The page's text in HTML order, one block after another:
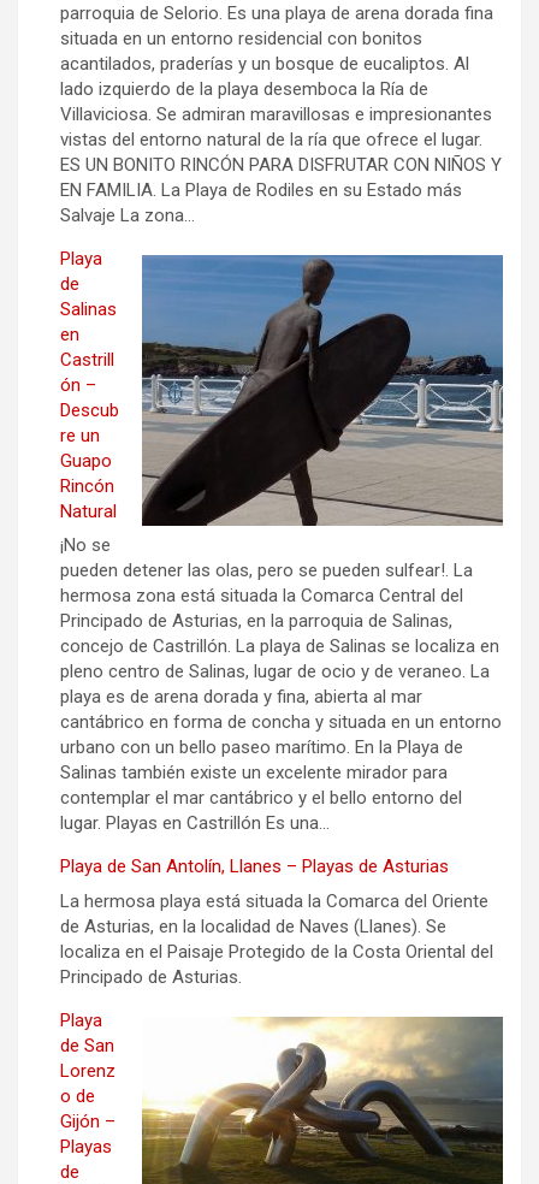
parroquia de Selorio. Es una playa de arena dorada fina
situada en un entorno residencial con bonitos
acantilados, praderías y un bosque de eucaliptos. Al
lado izquierdo de la playa desemboca la Ría de
Villaviciosa. Se admiran maravillosas e impresionantes
vistas del entorno natural de la ría que ofrece el lugar.
ES UN BONITO RINCÓN PARA DISFRUTAR CON NIÑOS Y
EN FAMILIA. La Playa de Rodiles en su Estado más
Salvaje La zona…
Playa
de
Salinas
en
Castrill
ón –
Descub
re un
Guapo
Rincón
Natural
¡No se
pueden detener las olas, pero se pueden sulfear!. La
hermosa zona está situada la Comarca Central del
Principado de Asturias, en la parroquia de Salinas,
concejo de Castrillón. La playa de Salinas se localiza en
pleno centro de Salinas, lugar de ocio y de veraneo. La
playa es de arena dorada y fina, abierta al mar
cantábrico en forma de concha y situada en un entorno
urbano con un bello paseo marítimo. En la Playa de
Salinas también existe un excelente mirador para
contemplar el mar cantábrico y el bello entorno del
lugar. Playas en Castrillón Es una…
Playa de San Antolín, Llanes – Playas de Asturias
La hermosa playa está situada la Comarca del Oriente
de Asturias, en la localidad de Naves (Llanes). Se
localiza en el Paisaje Protegido de la Costa Oriental del
Principado de Asturias.
Playa
de San
Lorenz
o de
Gijón –
Playas
de